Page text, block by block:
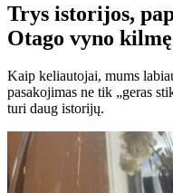
Trys istorijos,
Otago vyno kilmę
Kaip keliautojai, mums
pasakojimas ne tik „geras
turi daug istorijų.